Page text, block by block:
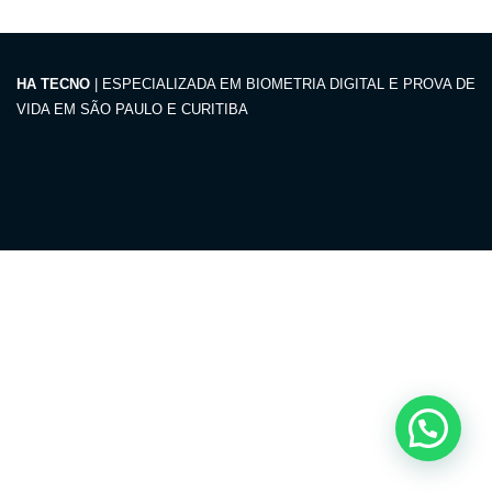
HA TECNO | ESPECIALIZADA EM BIOMETRIA DIGITAL E PROVA DE
VIDA EM SÃO PAULO E CURITIBA